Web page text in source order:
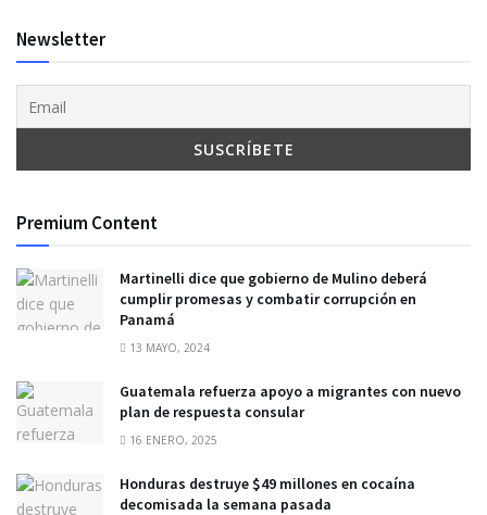
Newsletter
Premium Content
Martinelli dice que gobierno de Mulino deberá
cumplir promesas y combatir corrupción en
Panamá
13 MAYO, 2024
Guatemala refuerza apoyo a migrantes con nuevo
plan de respuesta consular
16 ENERO, 2025
Honduras destruye $49 millones en cocaína
decomisada la semana pasada